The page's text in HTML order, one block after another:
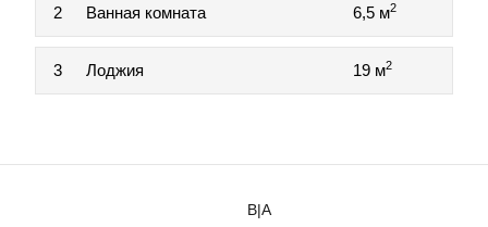
2 Ванная комната 6,5 м2
3 Лоджия 19 м2
B|A